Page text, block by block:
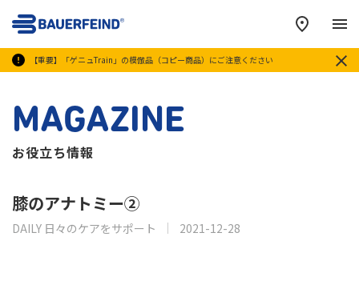
【重要】「ゲニュTrain」の模倣品（コピー商品）にご注意ください
メ
MAGAZINE
お役立ち情報
膝のアナトミー②
DAILY 日々のケアをサポート 2021-12-28